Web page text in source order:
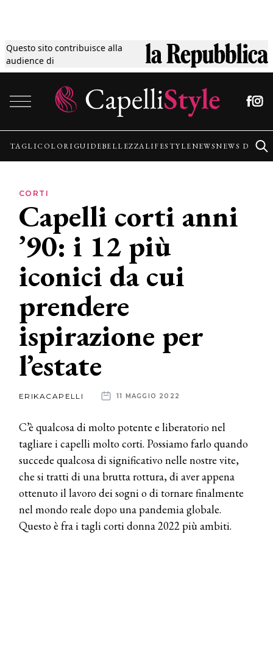
Questo sito contribuisce alla
audience di
Tagli
Colori
Guide
Lifestyle
News
News
dalle
aziende
TAGLICOLORI GUIDEBELLEZZALIFESTYLENEWSNEWS
CORTI
Capelli corti anni
’90: i 12 più
iconici da cui
prendere
ispirazione per
l’estate
ERIKACAPELLI 11 MAGGIO 2022
C’è qualcosa di molto potente e liberatorio nel
tagliare i capelli molto corti. Possiamo farlo quando
succede qualcosa di significativo nelle nostre vite,
che si tratti di una brutta rottura, di aver appena
ottenuto il lavoro dei sogni o di tornare finalmente
nel mondo reale dopo una pandemia globale.
Questo è fra i tagli corti donna 2022 più ambiti.